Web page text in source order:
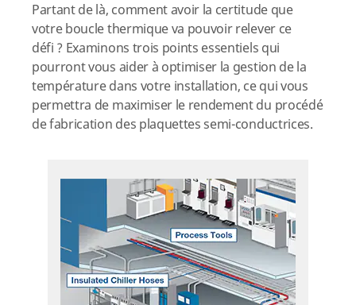
Partant de là, comment avoir la certitude que
votre boucle thermique va pouvoir relever ce
défi ? Examinons trois points essentiels qui
pourront vous aider à optimiser la gestion de la
température dans votre installation, ce qui vous
permettra de maximiser le rendement du procédé
de fabrication des plaquettes semi-conductrices.